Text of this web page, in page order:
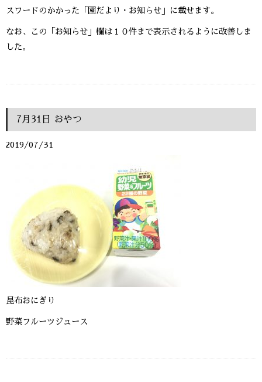
スワードのかかった「園だより・お知らせ」に載せます。
なお、この「お知らせ」欄は１０件まで表示されるように改善しま
した。
7月31日 おやつ
2019/07/31
昆布おにぎり
野菜フルーツジュース